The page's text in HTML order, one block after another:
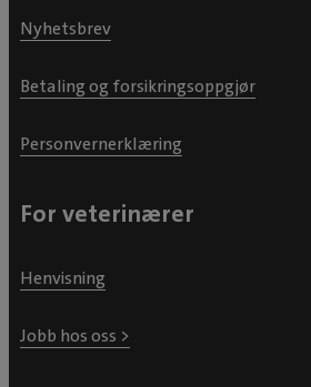
Nyhetsbrev
Betaling og forsikringsoppgjør
Personvernerklæring
For veterinærer
Henvisning
Jobb hos oss >